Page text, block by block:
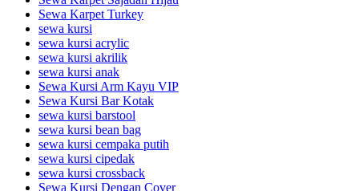
Sewa Karpet Turkey
sewa kursi
sewa kursi acrylic
sewa kursi akrilik
sewa kursi anak
Sewa Kursi Arm Kayu VIP
Sewa Kursi Bar Kotak
sewa kursi barstool
sewa kursi bean bag
sewa kursi cempaka putih
sewa kursi cipedak
sewa kursi crossback
Sewa Kursi Dengan Cover